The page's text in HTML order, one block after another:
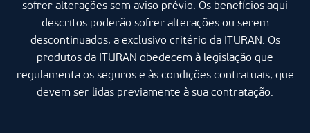
sofrer alterações sem aviso prévio. Os benefícios aqui
descritos poderão sofrer alterações ou serem
descontinuados, a exclusivo critério da ITURAN. Os
produtos da ITURAN obedecem à legislação que
regulamenta os seguros e às condições contratuais, que
devem ser lidas previamente à sua contratação.